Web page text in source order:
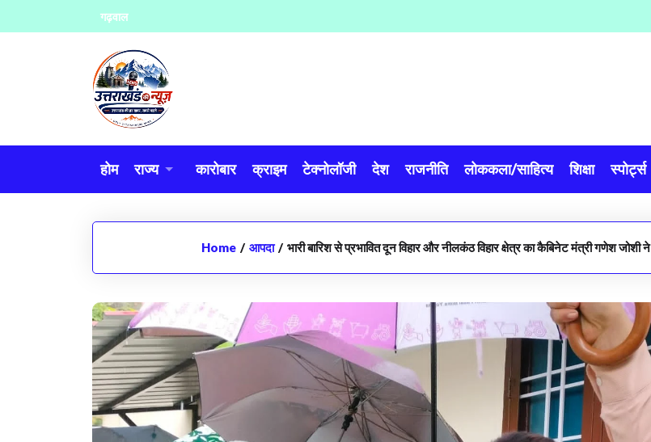
to
गढ़वाल
होम राज्य कारोबार क्राइम टेक्नोलॉजी देश राजनीति लोककला/साहित्य शिक्षा स्पोर्ट्स
Home / आपदा / भारी बारिश से प्रभावित दून विहार और नीलकंठ विहार क्षेत्र का कैबिनेट मंत्री गणेश जोशी ने